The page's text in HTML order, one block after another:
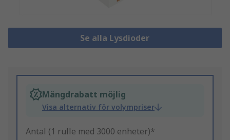
Se alla Lysdioder
Mängdrabatt möjlig
Visa alternativ för volympriser
Antal (1 rulle med 3000 enheter)*